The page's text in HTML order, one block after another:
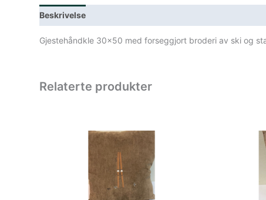
Beskrivelse
Gjestehåndkle 30×50 med forseggjort broderi av ski og
Relaterte produkter